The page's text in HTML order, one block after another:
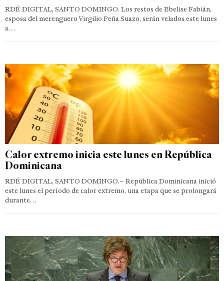
RDÉ DIGITAL, SANTO DOMINGO. Los restos de Ebelise Fabián,
esposa del merenguero Virgilio Peña Suazo, serán velados este lunes
a…
Calor extremo inicia este lunes en República
Dominicana
RDÉ DIGITAL, SANTO DOMINGO.– República Dominicana inició
este lunes el período de calor extremo, una etapa que se prolongará
durante…